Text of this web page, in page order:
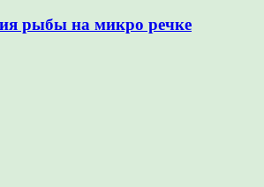
рыбы на микро речке